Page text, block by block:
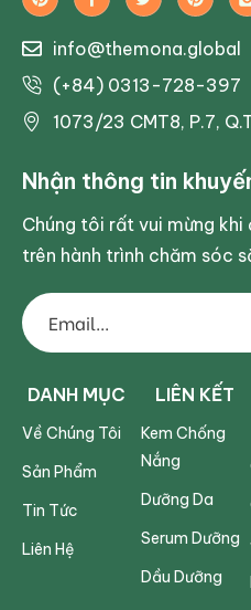
info@themona.global
(+84) 0313-728-397
1073/23 CMT8, P.7,
DANH MỤC
Về Chúng Tôi
Sản Phẩm
Tin Tức
Liên Hệ
LIÊN KẾT
Kem Chống
Nắng
Dưỡng Da
Serum Dưỡng
Dầu Dưỡng
Nhận thông tin
Chúng tôi rất vui mừng
trên hành trình chăm sóc